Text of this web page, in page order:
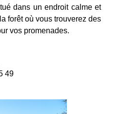
dans un endroit calme et
forêt où vous trouverez des
vos promenades.
49